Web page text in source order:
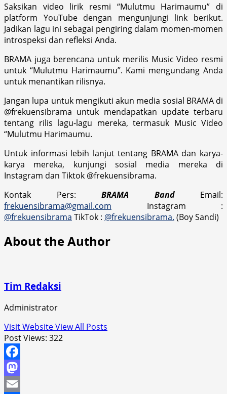
Saksikan video lirik resmi “Mulutmu Harimaumu” di
platform YouTube dengan mengunjungi link berikut.
Jadikan lagu ini sebagai pengiring dalam momen-momen
introspeksi dan refleksi Anda.
BRAMA juga berencana untuk merilis Music Video resmi
untuk “Mulutmu Harimaumu”. Kami mengundang Anda
untuk menantikan rilisnya.
Jangan lupa untuk mengikuti akun media sosial BRAMA di
@frekuensibrama untuk mendapatkan update terbaru
tentang rilis lagu-lagu mereka, termasuk Music Video
“Mulutmu Harimaumu.
Untuk informasi lebih lanjut tentang BRAMA dan karya-
karya mereka, kunjungi sosial media mereka di
Instagram dan Tiktok @frekuensibrama.
Kontak Pers: BRAMA Band Email:
frekuensibrama@gmail.com Instagram :
@frekuensibrama TikTok : @frekuensibrama. (Boy Sandi)
About the Author
Tim Redaksi
Administrator
Visit WebsiteView All Posts
Post Views: 322
Facebook
Mastodon